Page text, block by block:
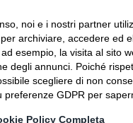
SOCIAL
DI
noi e i nostri partner
archiviare, accedere ed
esempio, la visita al sito
degli annunci. Poiché
scegliere di non
preferenze GDPR per
Policy Completa